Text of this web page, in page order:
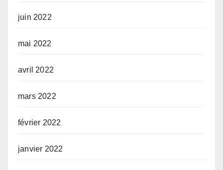
juin 2022
mai 2022
avril 2022
mars 2022
février 2022
janvier 2022